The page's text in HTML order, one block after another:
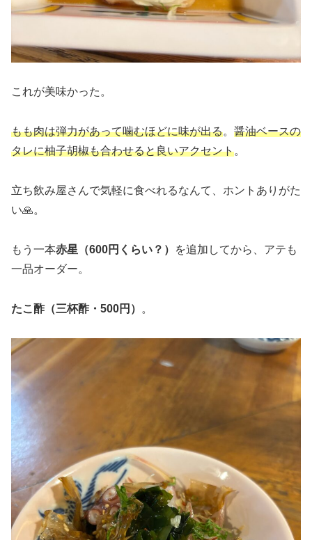
これが美味かった。
もも肉は弾力があって噛むほどに味が出る。 醤油ベースの
タレに柚子胡椒も合わせると良いアクセント。
立ち飲み屋さんで気軽に食べれるなんて、ホントありがた
い🙏。
もう一本赤星（600円くらい？）
を追加してから、アテも
一品オーダー。
たこ酢（三杯酢・500円） 。